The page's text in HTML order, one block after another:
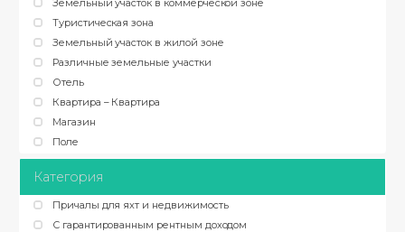
Земельный участок в коммерческой зоне
Туристическая зона
Земельный участок в жилой зоне
Различные земельные участки
Отель
Квартира – Квартира
Магазин
Поле
Категория
Причалы для яхт и недвижимость
С гарантированным рентным доходом